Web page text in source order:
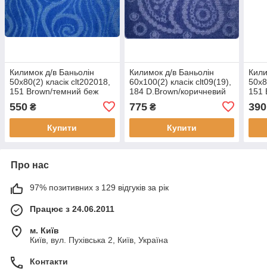
Килимок д/в Баньолін
50х80(2) класік clt202018,
151 Brown/темний беж
550 ₴
Купити
Килимок д/в Баньолін
60х100(2) класік clt09(19),
184 D.Brown/коричневий
775₴
Купити
151
390
Про нас
97% позитивних з 129 відгуків за рік
Працює з 24.06.2011
м. Київ
Київ, вул. Пухівська 2, Київ, Україна
Контакти